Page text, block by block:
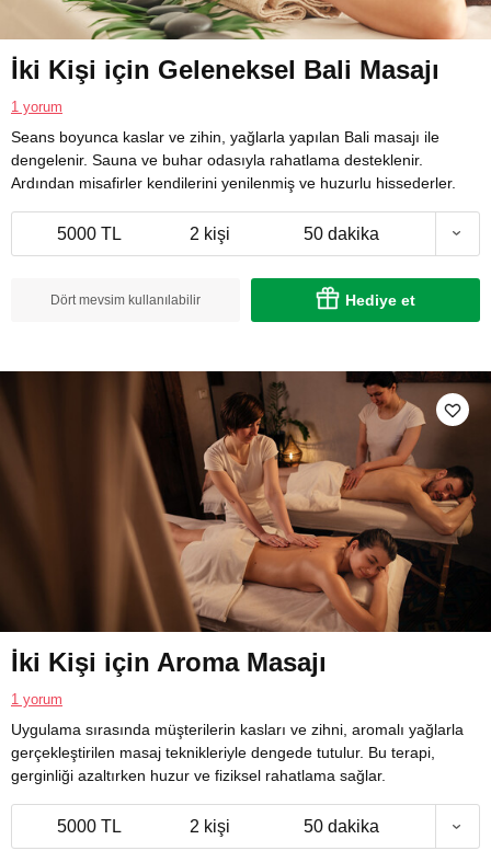
İki Kişi için Geleneksel Bali Masajı
1 yorum
Seans boyunca kaslar ve zihin, yağlarla yapılan Bali masajı ile
dengelenir. Sauna ve buhar odasıyla rahatlama desteklenir.
Ardından misafirler kendilerini yenilenmiş ve huzurlu hissederler.
5000 TL 2 kişi 50 dakika
Dört mevsim kullanılabilir Hediye et
İki Kişi için Aroma Masajı
1 yorum
Uygulama sırasında müşterilerin kasları ve zihni, aromalı yağlarla
gerçekleştirilen masaj teknikleriyle dengede tutulur. Bu terapi,
gerginliği azaltırken huzur ve fiziksel rahatlama sağlar.
5000 TL 2 kişi 50 dakika